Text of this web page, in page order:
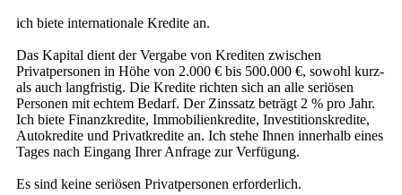
ich biete internationale Kredite an.
Das Kapital dient der Vergabe von Krediten zwischen
Privatpersonen in Höhe von 2.000 € bis 500.000 €, sowohl kurz-
als auch langfristig. Die Kredite richten sich an alle seriösen
Personen mit echtem Bedarf. Der Zinssatz beträgt 2 % pro Jahr.
Ich biete Finanzkredite, Immobilienkredite, Investitionskredite,
Autokredite und Privatkredite an. Ich stehe Ihnen innerhalb eines
Tages nach Eingang Ihrer Anfrage zur Verfügung.
Es sind keine seriösen Privatpersonen erforderlich.